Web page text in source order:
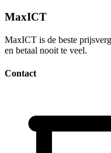
MaxICT
MaxICT is de beste
en betaal nooit te veel.
Contact